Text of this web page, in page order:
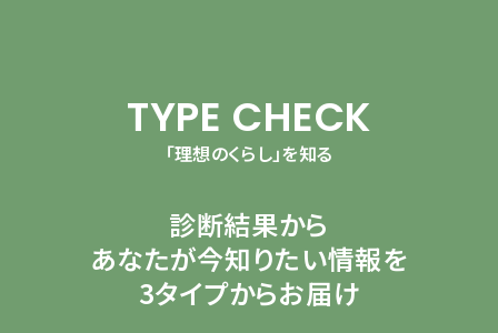
TYPE CHECK
「理想のくらし」を知る
診断結果から
あなたが今知りたい情報を
3タイプからお届け